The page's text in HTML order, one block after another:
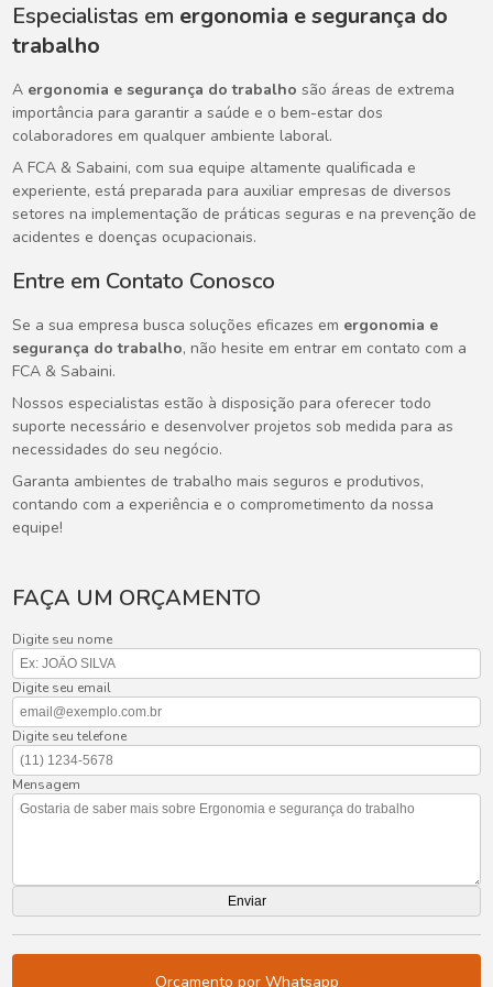
Especialistas em ergonomia e segurança do
trabalho
A ergonomia e segurança do trabalho são áreas de extrema
importância para garantir a saúde e o bem-estar dos
colaboradores em qualquer ambiente laboral.
A FCA & Sabaini, com sua equipe altamente qualificada e
experiente, está preparada para auxiliar empresas de diversos
setores na implementação de práticas seguras e na prevenção de
acidentes e doenças ocupacionais.
Entre em Contato Conosco
Se a sua empresa busca soluções eficazes em ergonomia e
segurança do trabalho, não hesite em entrar em contato com a
FCA & Sabaini.
Nossos especialistas estão à disposição para oferecer todo
suporte necessário e desenvolver projetos sob medida para as
necessidades do seu negócio.
Garanta ambientes de trabalho mais seguros e produtivos,
contando com a experiência e o comprometimento da nossa
equipe!
FAÇA UM ORÇAMENTO
Digite seu nome
Digite seu email
Digite seu telefone
Mensagem
Orçamento por Whatsapp